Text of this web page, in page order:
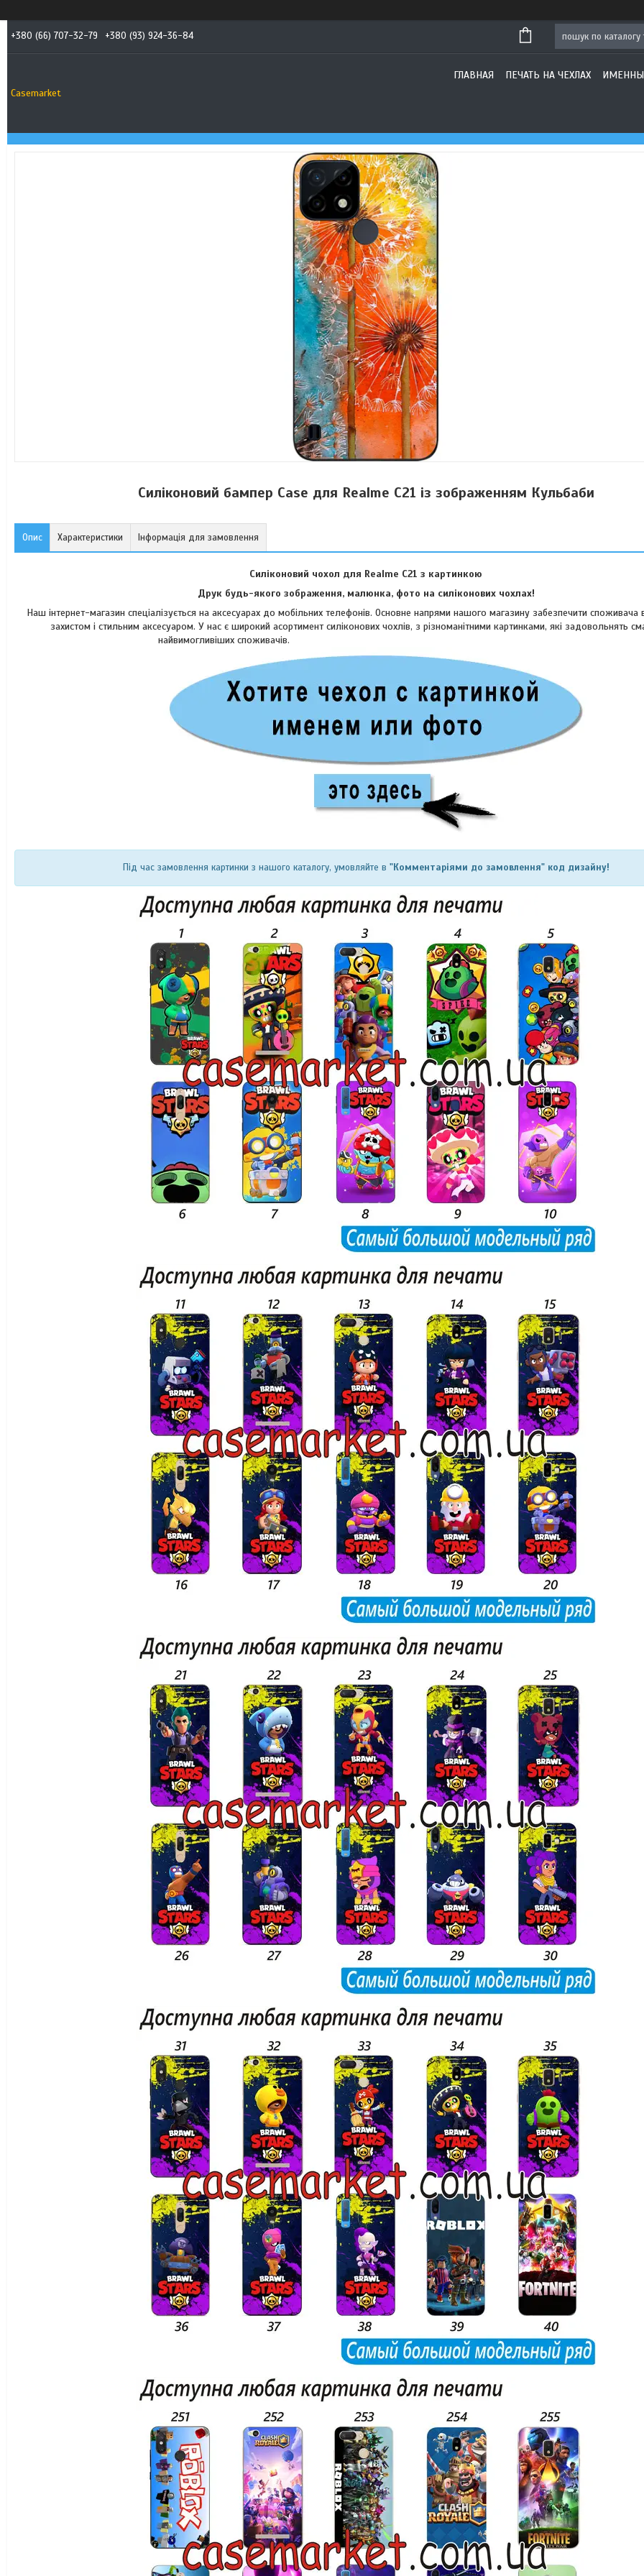
+380 (66) 707-32-79 +380 (93) 924-36-84
Casemarket
ГЛАВНАЯ ПЕЧАТЬ НА ЧЕХЛАХ
Силіконовий бампер Case для Realme C21 із зображенням Кульбаби
Опис Характеристики Інформація для замовлення
Силіконовий чохол для Realme C21 з картинкою
Друк будь-якого зображення, малюнка, фото на силіконових чохлах!
Наш інтернет-магазин спеціалізується на аксесуарах до мобільних телефонів. Основне напрями нашого магазину забезпечити споживача
захистом і стильним аксесуаром. У нас є широкий асортимент силіконових чохлів, з різноманітними картинками, які задовольнять
найвимогливіших споживачів.
Під час замовлення картинки з нашого каталогу, умовляйте в "Комментаріями до замовлення" код дизайну!